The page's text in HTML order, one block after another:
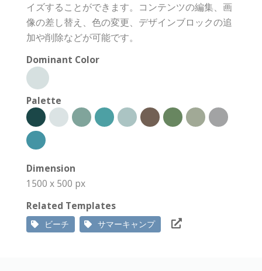
イズすることができます。コンテンツの編集、画
像の差し替え、色の変更、デザインブロックの追
加や削除などが可能です。
Dominant Color
Palette
Dimension
1500 x 500 px
Related Templates
ビーチ サマーキャンプ